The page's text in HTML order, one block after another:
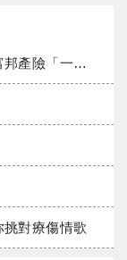
遠距醫療與緊急救援
對療傷情歌